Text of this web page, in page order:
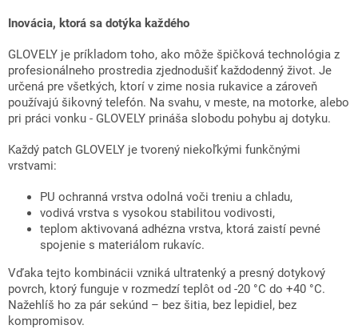
Inovácia, ktorá sa dotýka každého
GLOVELY je príkladom toho, ako môže špičková technológia z
profesionálneho prostredia zjednodušiť každodenný život. Je
určená pre všetkých, ktorí v zime nosia rukavice a zároveň
používajú šikovný telefón. Na svahu, v meste, na motorke, alebo
pri práci vonku - GLOVELY prináša slobodu pohybu aj dotyku.
Každý patch GLOVELY je tvorený niekoľkými funkčnými
vrstvami:
PU ochranná vrstva odolná voči treniu a chladu,
vodivá vrstva s vysokou stabilitou vodivosti,
teplom aktivovaná adhézna vrstva, ktorá zaistí pevné
spojenie s materiálom rukavíc.
Vďaka tejto kombinácii vzniká ultratenký a presný dotykový
povrch, ktorý funguje v rozmedzí teplôt od -20 °C do +40 °C.
Nažehlíš ho za pár sekúnd – bez šitia, bez lepidiel, bez
kompromisov.